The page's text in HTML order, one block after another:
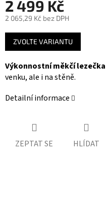
2 499 Kč
2 065,29 Kč bez DPH
Měrná
cena:
ZVOLTE VARIANTU
Výkonnostní měkčí lezečka
venku, ale i na stěně.
Detailní informace
ZEPTAT SE HLÍDAT